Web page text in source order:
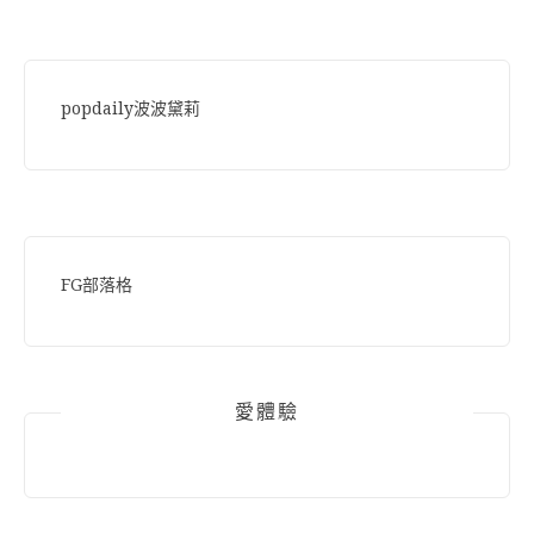
popdaily波波黛莉
FG部落格
愛體驗